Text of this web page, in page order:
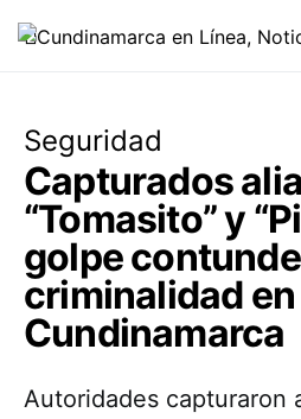
Seguridad
Capturados
“Tomasito” y
golpe
criminalidad en
Cundinamarca
Autoridades capturaron